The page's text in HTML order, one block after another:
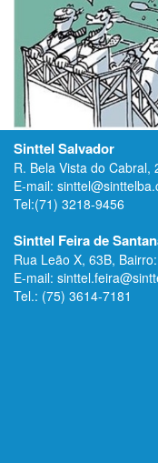
Sinttel Salvador
R. Bela Vista do
E-mail:
Tel:(71) 3218-9456
Sinttel Feira de
Rua Leão X, 63B,
E-mail:
Tel.: (75) 3614-7181